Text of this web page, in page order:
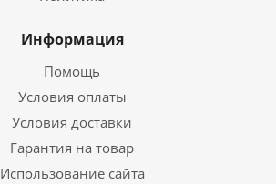
Информация
Помощь
Условия оплаты
Условия доставки
Гарантия на товар
Использование сайта